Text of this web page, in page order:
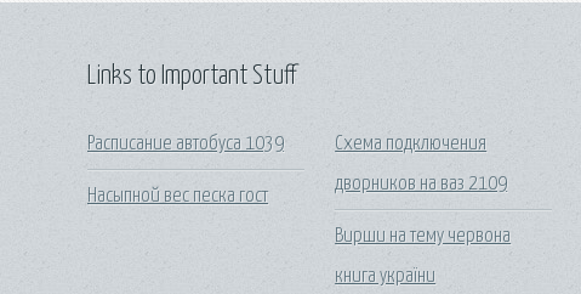
Links to Important Stuff
Расписание автобуса 1039
Насыпной вес песка гост
Схема подключения
дворников на ваз 2109
Вирши на тему червона
книга україни